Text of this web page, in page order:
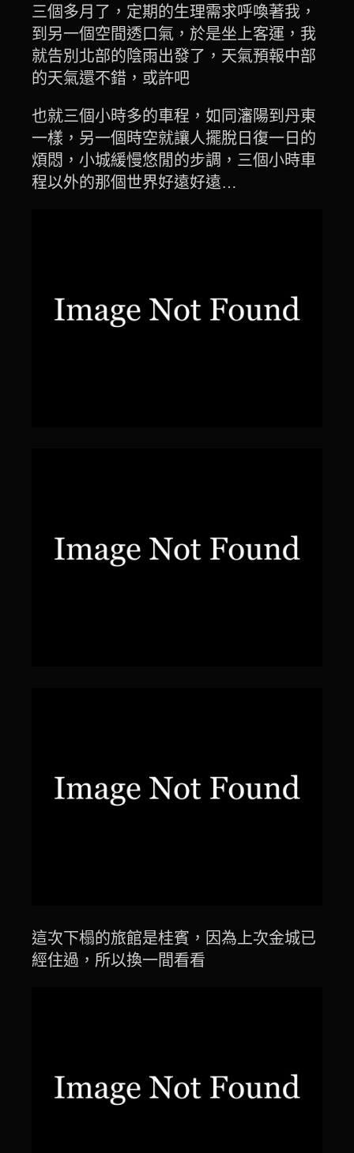
三個多月了，定期的生理需求呼喚著我，
到另一個空間透口氣，於是坐上客運，我
就告別北部的陰雨出發了，天氣預報中部
的天氣還不錯，或許吧
也就三個小時多的車程，如同瀋陽到丹東
一樣，另一個時空就讓人擺脫日復一日的
煩悶，小城緩慢悠閒的步調，三個小時車
程以外的那個世界好遠好遠…
這次下榻的旅館是桂賓，因為上次金城已
經住過，所以換一間看看